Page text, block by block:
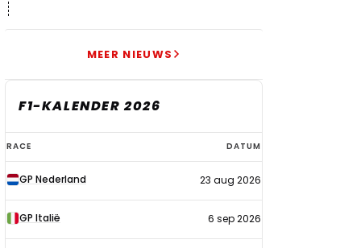
MEER NIEUWS
F1-KALENDER 2026
F1-
kalender
2026
RACE DATUM
GP Nederland 23 aug 2026
GP Italië 6 sep 2026